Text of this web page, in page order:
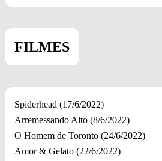
FILMES
Spiderhead (17/6/2022)
Arremessando Alto (8/6/2022)
O Homem de Toronto (24/6/2022)
Amor & Gelato (22/6/2022)